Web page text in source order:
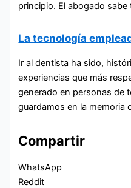
principio. El abogado sabe
La tecnología
Ir al dentista ha sido,
experiencias que más
generado en personas de
guardamos en la memoria
Compartir
WhatsApp
Reddit